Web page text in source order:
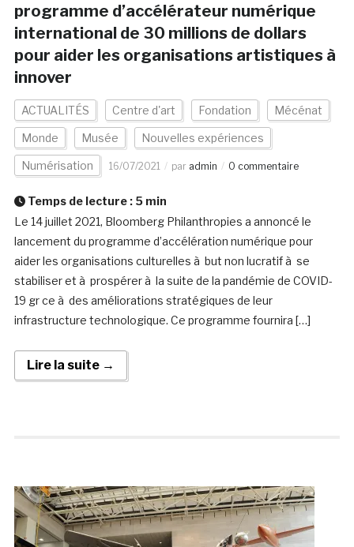
programme d’accélérateur numérique
international de 30 millions de dollars
pour aider les organisations artistiques à
innover
ACTUALITÉS Centre d'art Fondation Mécénat
Monde Musée Nouvelles expériences
Numérisation 16/07/2021 par admin 0 commentaire
Temps de lecture : 5 min
Le 14 juillet 2021, Bloomberg Philanthropies a annoncé le
lancement du programme d’accélération numérique pour
aider les organisations culturelles à but non lucratif à se
stabiliser et à prospérer à la suite de la pandémie de COVID-
19 gr ce à des améliorations stratégiques de leur
infrastructure technologique. Ce programme fournira […]
Lire la suite →